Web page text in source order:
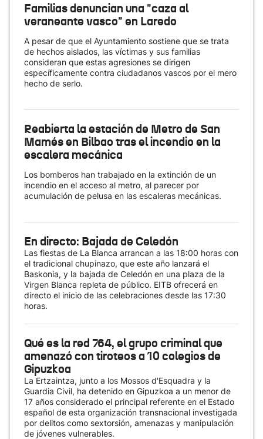
Familias denuncian una "caza al
veraneante vasco" en Laredo
A pesar de que el Ayuntamiento sostiene que se trata
de hechos aislados, las víctimas y sus familias
consideran que estas agresiones se dirigen
específicamente contra ciudadanos vascos por el mero
hecho de serlo.
Reabierta la estación de Metro de San
Mamés en Bilbao tras el incendio en la
escalera mecánica
Los bomberos han trabajado en la extinción de un
incendio en el acceso al metro, al parecer por
acumulación de pelusa en las escaleras mecánicas.
En directo: Bajada de Celedón
Las fiestas de La Blanca arrancan a las 18:00 horas con
el tradicional chupinazo, que este año lanzará el
Baskonia, y la bajada de Celedón en una plaza de la
Virgen Blanca repleta de público. EITB ofrecerá en
directo el inicio de las celebraciones desde las 17:30
horas.
Qué es la red 764, el grupo criminal que
amenazó con tiroteos a 10 colegios de
Gipuzkoa
La Ertzaintza, junto a los Mossos d'Esquadra y la
Guardia Civil, ha detenido en Gipuzkoa a un menor de
17 años considerado el principal referente en el Estado
español de esta organización transnacional investigada
por delitos como sextorsión, amenazas y manipulación
de jóvenes vulnerables.